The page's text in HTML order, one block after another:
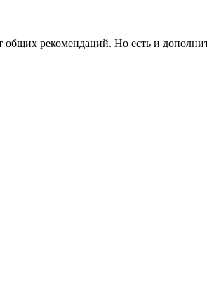
рекомендаций. Но есть и